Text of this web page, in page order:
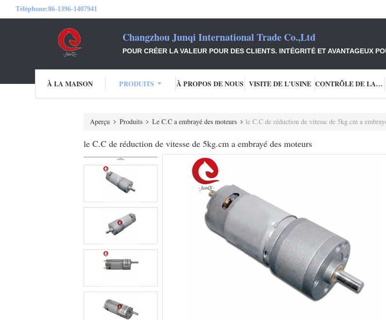
Téléphone:86-1396-1407941
Changzhou Junqi International Trade Co.,Ltd
POUR CRÉER LA VALEUR POUR DES CLIENTS. INTÉGRITÉ ET AVANTAGEUX
À LA MAISON PRODUITS À PROPOS DE NOUS VISITE DE L'USINE CONTRÔLE DE LA QUALITÉ
Aperçu Produits Le C.C a embrayé des moteurs le C.C de réduction de vitesse de 5kg.cm a
le C.C de réduction de vitesse de 5kg.cm a embrayé des moteurs